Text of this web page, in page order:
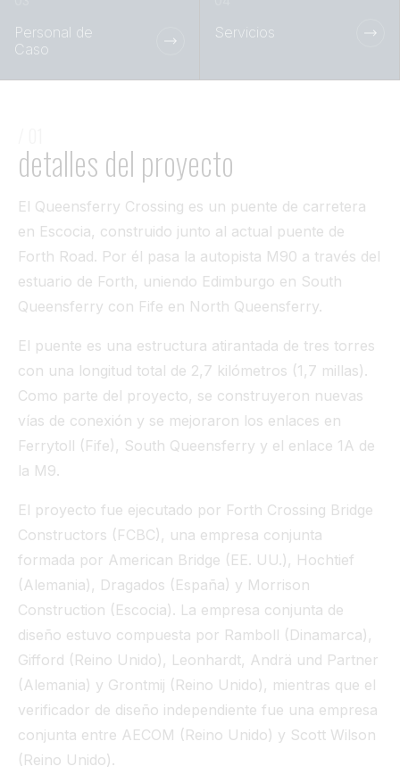
Personal de
Caso
Servicios
detalles del proyecto
El Queensferry Crossing es un puente de carretera
en Escocia, construido junto al actual puente de
Forth Road. Por él pasa la autopista M90 a través del
estuario de Forth, uniendo Edimburgo en South
Queensferry con Fife en North Queensferry.
El puente es una estructura atirantada de tres torres
con una longitud total de 2,7 kilómetros (1,7 millas).
Como parte del proyecto, se construyeron nuevas
vías de conexión y se mejoraron los enlaces en
Ferrytoll (Fife), South Queensferry y el enlace 1A de
la M9.
El proyecto fue ejecutado por Forth Crossing Bridge
Constructors (FCBC), una empresa conjunta
formada por American Bridge (EE. UU.), Hochtief
(Alemania), Dragados (España) y Morrison
Construction (Escocia). La empresa conjunta de
diseño estuvo compuesta por Ramboll (Dinamarca),
Gifford (Reino Unido), Leonhardt, Andrä und Partner
(Alemania) y Grontmij (Reino Unido), mientras que el
verificador de diseño independiente fue una empresa
conjunta entre AECOM (Reino Unido) y Scott Wilson
(Reino Unido).